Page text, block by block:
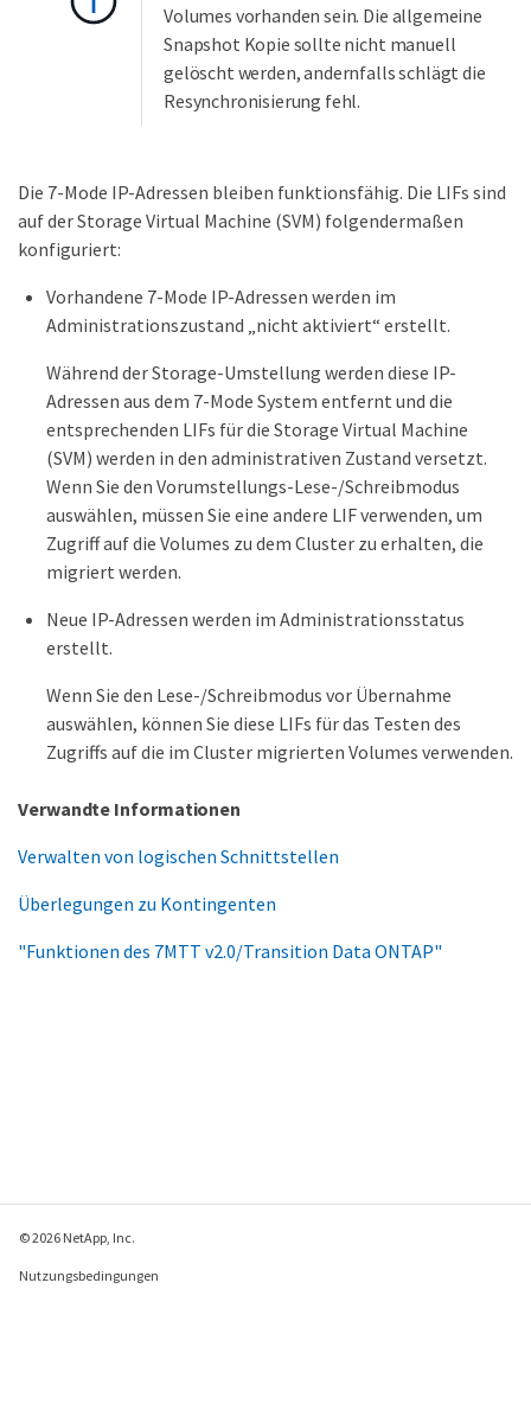
Volumes vorhanden sein. Die allgemeine
Snapshot Kopie sollte nicht manuell
gelöscht werden, andernfalls schlägt die
Resynchronisierung fehl.
Die 7-Mode IP-Adressen bleiben funktionsfähig. Die LIFs sind
auf der Storage Virtual Machine (SVM) folgendermaßen
konfiguriert:
Vorhandene 7-Mode IP-Adressen werden im
Administrationszustand „nicht aktiviert“ erstellt.
Während der Storage-Umstellung werden diese IP-
Adressen aus dem 7-Mode System entfernt und die
entsprechenden LIFs für die Storage Virtual Machine
(SVM) werden in den administrativen Zustand versetzt.
Wenn Sie den Vorumstellungs-Lese-/Schreibmodus
auswählen, müssen Sie eine andere LIF verwenden, um
Zugriff auf die Volumes zu dem Cluster zu erhalten, die
migriert werden.
Neue IP-Adressen werden im Administrationsstatus
erstellt.
Wenn Sie den Lese-/Schreibmodus vor Übernahme
auswählen, können Sie diese LIFs für das Testen des
Zugriffs auf die im Cluster migrierten Volumes verwenden.
Verwandte Informationen
Verwalten von logischen Schnittstellen
Überlegungen zu Kontingenten
"Funktionen des 7MTT v2.0/Transition Data ONTAP"
© 2026 NetApp, Inc.
Nutzungsbedingungen